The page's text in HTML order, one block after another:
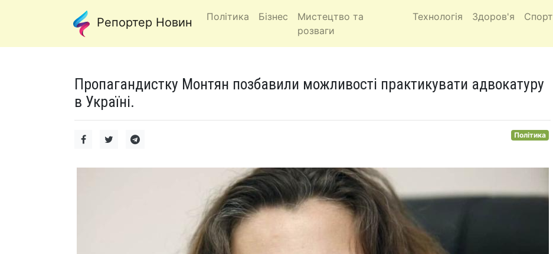
Репортер Новин Політика Бізнес
Мистецтво та
розваги
Технологія Здоров'я Спорт
Пропагандистку Монтян позбавили можливості практикувати адвокатуру
в Україні.
Політика